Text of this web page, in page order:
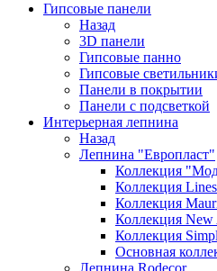
Гипсовые панели
Назад
3D панели
Гипсовые панно
Гипсовые
Панели в покрытии
Панели с подсветкой
Интерьерная лепнина
Назад
Лепнина "Европласт"
Коллекция
Коллекция Lines
Коллекция
Коллекция New
Коллекция
Основная
Лепнина Rodecor